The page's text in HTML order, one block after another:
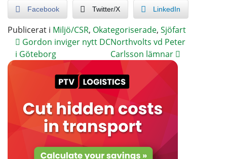
Facebook Twitter/X LinkedIn
Publicerat i Miljö/CSR, Okategoriserade, Sjöfart
Gordon inviger nytt DC
i Göteborg
Northvolts vd Peter
Carlsson lämnar